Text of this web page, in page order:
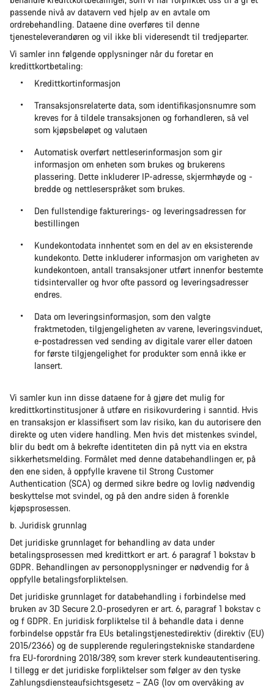
passende nivå av datavern ved hjelp av en avtale om
ordrebehandling. Dataene dine overføres til denne
tjenesteleverandøren og vil ikke bli videresendt til tredjeparter.
Vi samler inn følgende opplysninger når du foretar en
kredittkortbetaling:
Kredittkortinformasjon
Transaksjonsrelaterte data, som identifikasjonsnumre som
kreves for å tildele transaksjonen og forhandleren, så vel
som kjøpsbeløpet og valutaen
Automatisk overført nettleserinformasjon som gir
informasjon om enheten som brukes og brukerens
plassering. Dette inkluderer IP-adresse, skjermhøyde og -
bredde og nettleserspråket som brukes.
Den fullstendige fakturerings- og leveringsadressen for
bestillingen
Kundekontodata innhentet som en del av en eksisterende
kundekonto. Dette inkluderer informasjon om varigheten av
kundekontoen, antall transaksjoner utført innenfor bestemte
tidsintervaller og hvor ofte passord og leveringsadresser
endres.
Data om leveringsinformasjon, som den valgte
fraktmetoden, tilgjengeligheten av varene, leveringsvinduet,
e-postadressen ved sending av digitale varer eller datoen
for første tilgjengelighet for produkter som ennå ikke er
lansert.
Vi samler kun inn disse dataene for å gjøre det mulig for
kredittkortinstitusjoner å utføre en risikovurdering i sanntid. Hvis
en transaksjon er klassifisert som lav risiko, kan du autorisere den
direkte og uten videre handling. Men hvis det mistenkes svindel,
blir du bedt om å bekrefte identiteten din på nytt via en ekstra
sikkerhetsmelding. Formålet med denne databehandlingen er, på
den ene siden, å oppfylle kravene til Strong Customer
Authentication (SCA) og dermed sikre bedre og lovlig nødvendig
beskyttelse mot svindel, og på den andre siden å forenkle
kjøpsprosessen.
b. Juridisk grunnlag
Det juridiske grunnlaget for behandling av data under
betalingsprosessen med kredittkort er art. 6 paragraf 1 bokstav b
GDPR. Behandlingen av personopplysninger er nødvendig for å
oppfylle betalingsforpliktelsen.
Det juridiske grunnlaget for databehandling i forbindelse med
bruken av 3D Secure 2.0-prosedyren er art. 6, paragraf 1 bokstav c
og f GDPR. En juridisk forpliktelse til å behandle data i denne
forbindelse oppstår fra EUs betalingstjenestedirektiv (direktiv (EU)
2015/2366) og de supplerende reguleringstekniske standardene
fra EU-forordning 2018/389, som krever sterk kundeautentisering.
I tillegg er det juridiske forpliktelser som følger av den tyske
Zahlungsdiensteaufsichtsgesetz – ZAG (lov om overvåking av